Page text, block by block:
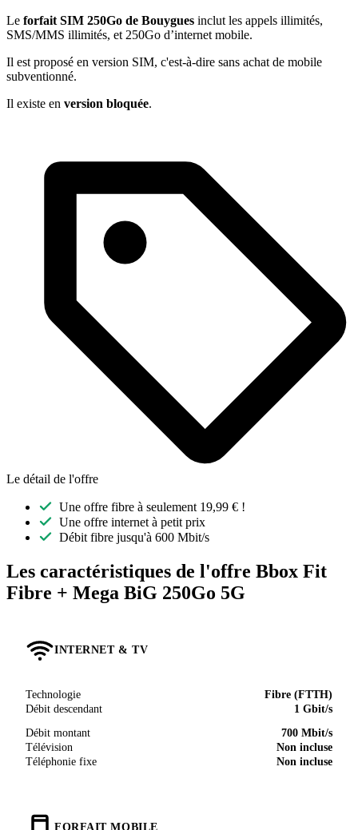
Le forfait SIM 250Go de Bouygues inclut les appels illimités,
SMS/MMS illimités, et 250Go d’internet mobile.
Il est proposé en version SIM, c'est-à-dire sans achat de mobile
subventionné.
Il existe en version bloquée.
Le détail de l'offre
Une offre fibre à seulement 19,99 € !
Une offre internet à petit prix
Débit fibre jusqu'à 600 Mbit/s
Les caractéristiques de l'offre Bbox Fit
Fibre + Mega BiG 250Go 5G
INTERNET & TV
Technologie
Fibre (FTTH)
Débit descendant
1 Gbit/s
Débit montant
700 Mbit/s
Télévision
Non incluse
Téléphonie fixe
Non incluse
FORFAIT MOBILE